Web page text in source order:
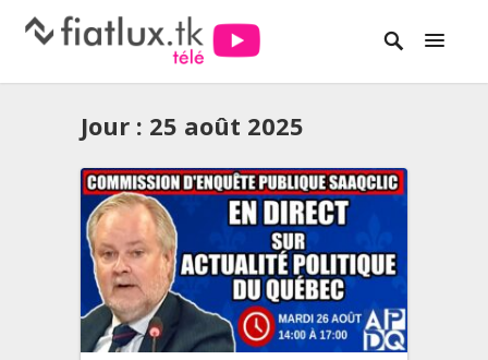
Jour : 25 août 2025